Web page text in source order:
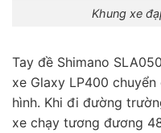
Khung xe
Tay đề Shimano
xe Glaxy LP400
hình. Khi đi đường
xe chạy tương đương